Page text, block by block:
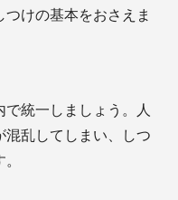
けの基本をおさえま
統一しましょう。人
乱してしまい、しつ